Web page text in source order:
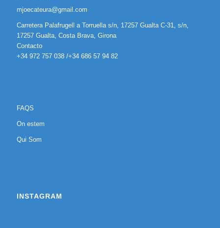
mjoecateura@gmail.com
Carretera Palafrugell a Torruella s/n, 17257 Gualta C-31, s/n,
17257 Gualta, Costa Brava, Girona
Contacto
+34 972 757 038 /+34 686 57 94 82
FAQS
On estem
Qui Som
INSTAGRAM